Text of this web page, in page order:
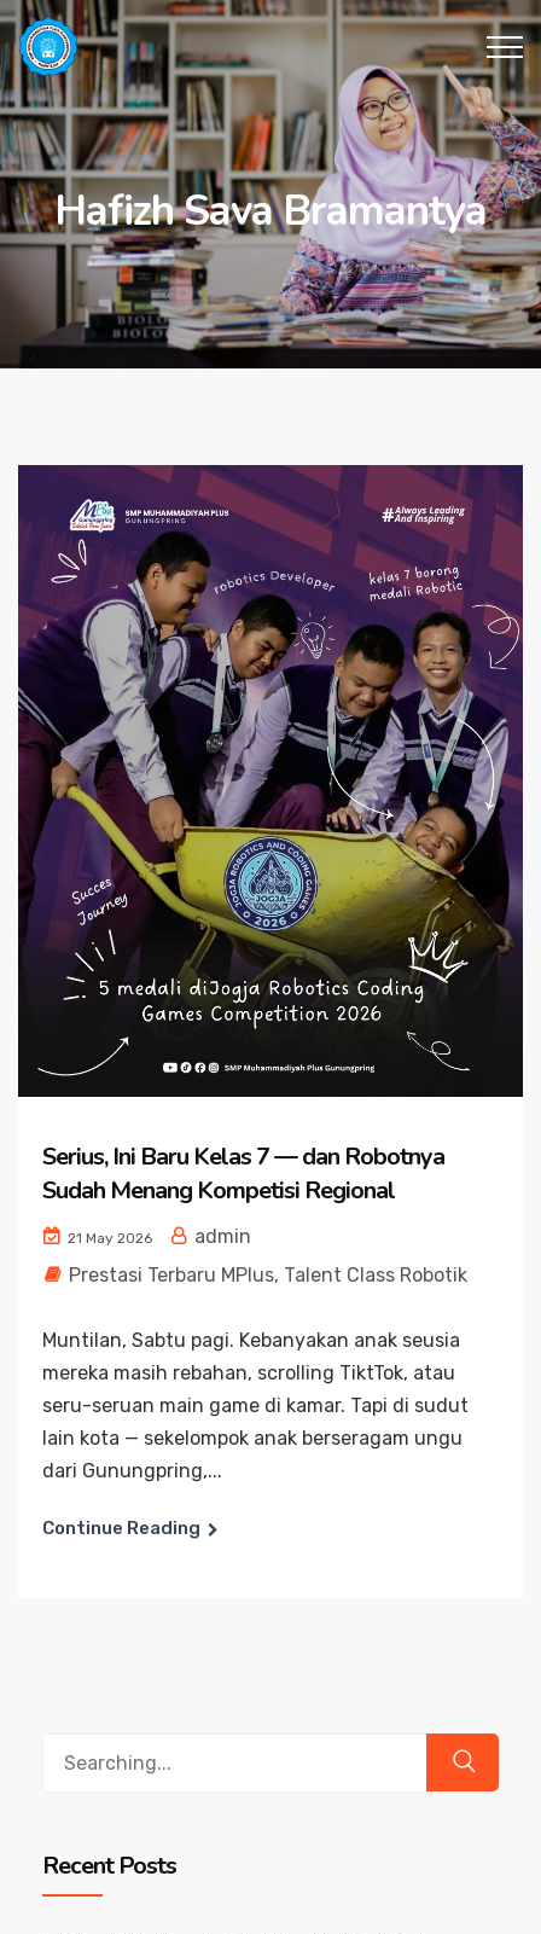
Hafizh Sava Bramantya
Serius, Ini Baru Kelas 7 — dan Robotnya
Sudah Menang Kompetisi Regional
21 May 2026
admin
Prestasi Terbaru MPlus, Talent Class Robotik
Muntilan, Sabtu pagi. Kebanyakan anak seusia
mereka masih rebahan, scrolling TiktTok, atau
seru-seruan main game di kamar. Tapi di sudut
lain kota — sekelompok anak berseragam ungu
dari Gunungpring,...
Continue Reading
Recent Posts